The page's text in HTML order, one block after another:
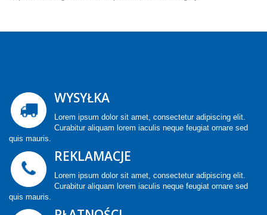
WYSYŁKA
Lorem ipsum dolor sit amet, consectetur adipiscing elit.
Curabitur aliquam lorem iaculis neque feugiat ornare sed
quis mauris.
REKLAMACJE
Lorem ipsum dolor sit amet, consectetur adipiscing elit.
Curabitur aliquam lorem iaculis neque feugiat ornare sed
quis mauris.